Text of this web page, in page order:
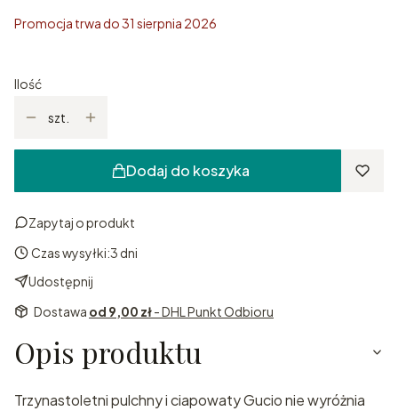
Promocja trwa do 31 sierpnia 2026
Ilość
szt.
Dodaj do koszyka
Zapytaj o produkt
Czas wysyłki:3 dni
Udostępnij
Dostawa od 9,00 zł- DHL Punkt Odbioru
Opis produktu
Trzynastoletni pulchny i ciapowaty Gucio nie wyróżnia